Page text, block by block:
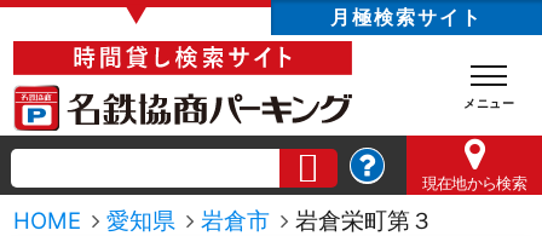
▼ 月極検索サイト
現在地から検索
HOME 愛知県 岩倉市 岩倉栄町第３